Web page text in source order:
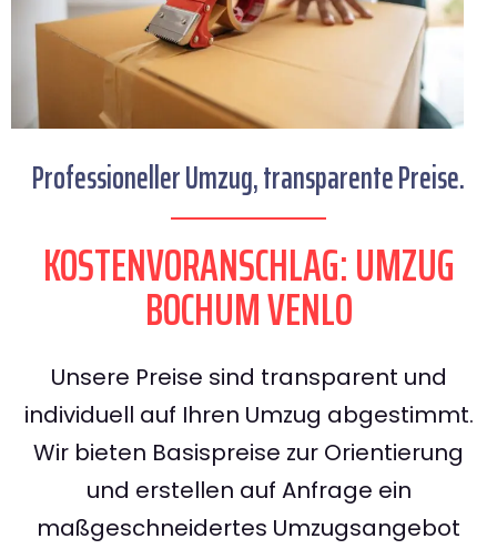
Professioneller Umzug, transparente Preise.
KOSTENVORANSCHLAG: UMZUG
BOCHUM VENLO
Unsere Preise sind transparent und
individuell auf Ihren Umzug abgestimmt.
Wir bieten Basispreise zur Orientierung
und erstellen auf Anfrage ein
maßgeschneidertes Umzugsangebot